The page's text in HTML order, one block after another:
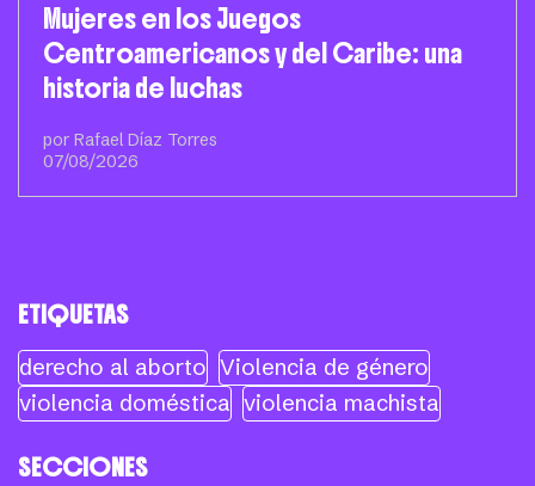
Mujeres en los Juegos
Centroamericanos y del Caribe: una
historia de luchas
por Rafael Díaz Torres
07/08/2026
ETIQUETAS
derecho al aborto Violencia de género
violencia doméstica violencia machista
SECCIONES